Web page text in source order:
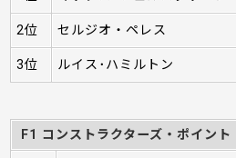
2位 セルジオ・ペレス
3位 ルイス･ハミルトン
F1 コンストラクターズ・ポイント